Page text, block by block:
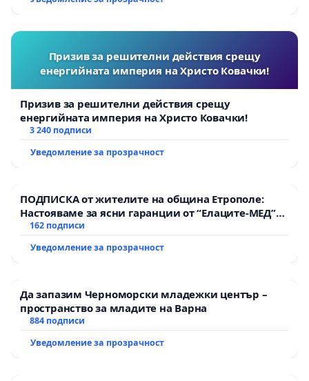
Призив за решителни действия срещу
енергийната империя на Христо Ковачки!
Призив за решителни действия срещу
енергийната империя на Христо Ковачки!
3 240 подписи
Уведомление за прозрачност
ПОДПИСКА от жителите на община Етрополе:
Настояваме за ясни гаранции от “Елаците-МЕД”
АД и от държавата, че ще се изпълнят всички
162 подписи
Уведомление за прозрачност
Да запазим Черноморски младежки център –
пространство за младите на Варна
884 подписи
Уведомление за прозрачност